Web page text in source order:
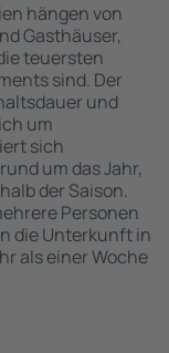
hängen von
Gasthäuser,
teuersten
sind. Der
und
um
sich
um das Jahr,
der Saison.
Personen
die Unterkunft in
als einer Woche